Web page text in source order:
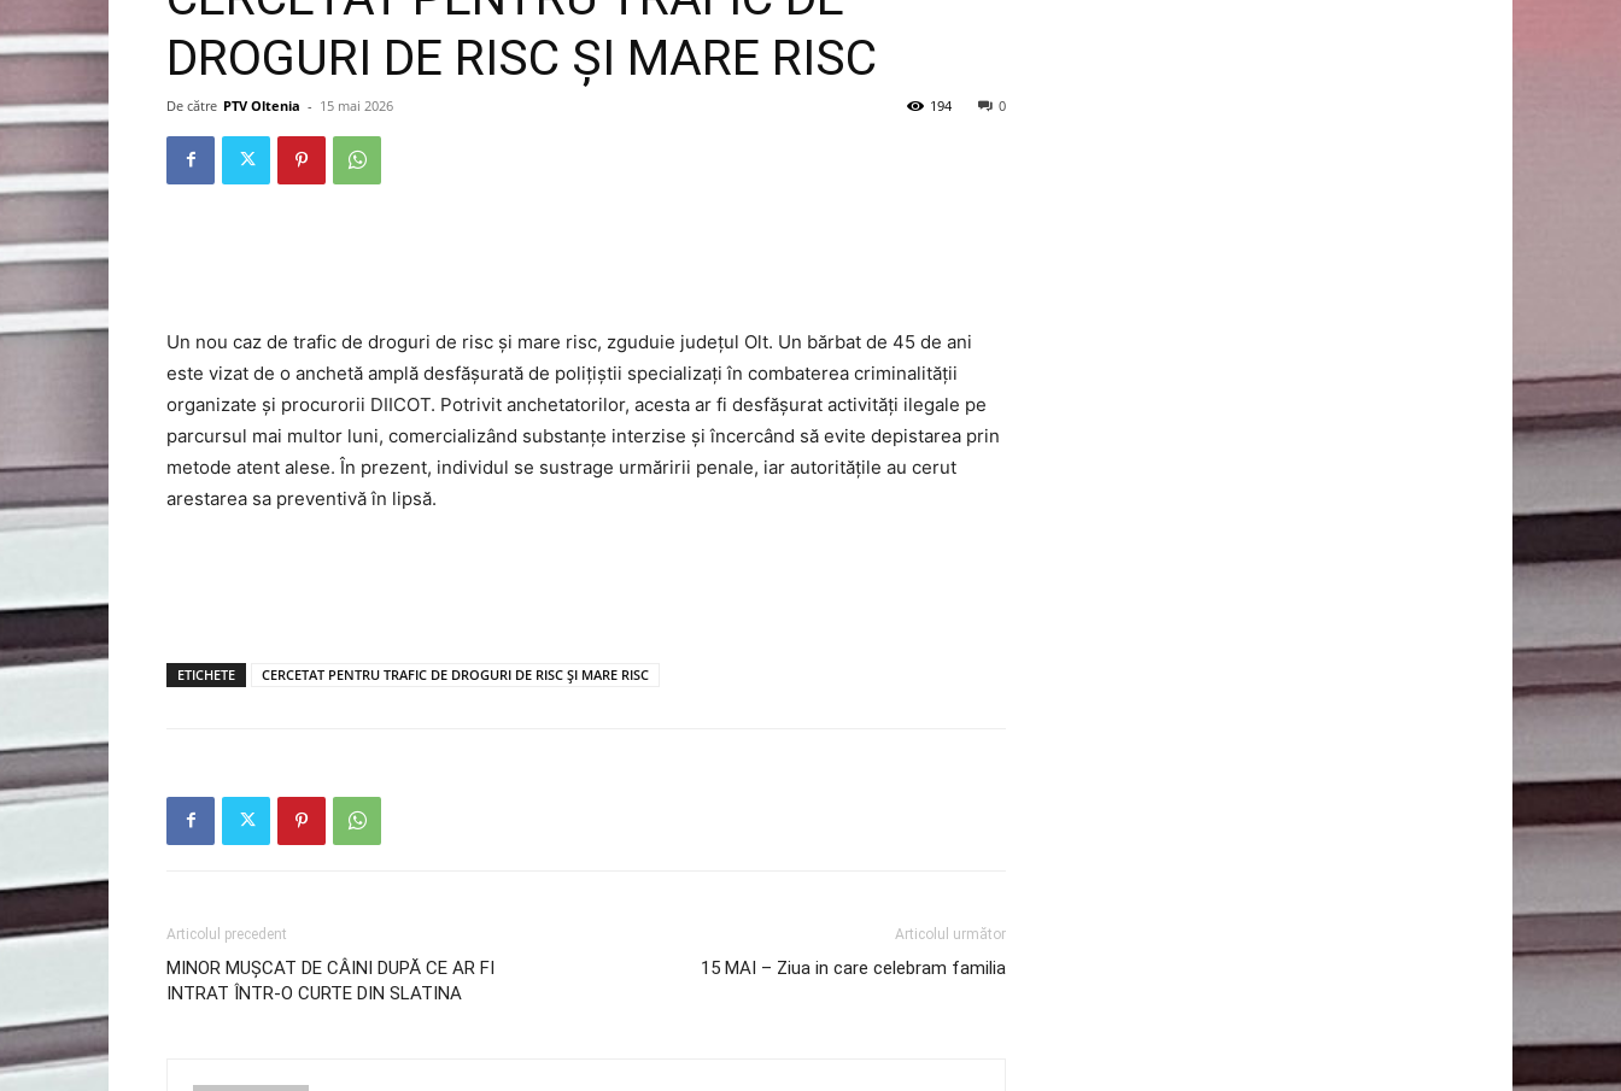
DROGURI DE RISC ȘI MARE RISC
De către PTV Oltenia - 15 mai 2026 0
194
Un nou caz de trafic de droguri de risc și mare risc, zguduie județul Olt. Un bărbat de 45 de ani
este vizat de o anchetă amplă desfășurată de polițiștii specializați în combaterea criminalității
organizate și procurorii DIICOT. Potrivit anchetatorilor, acesta ar fi desfășurat activități ilegale pe
parcursul mai multor luni, comercializând substanțe interzise și încercând să evite depistarea prin
metode atent alese. În prezent, individul se sustrage urmăririi penale, iar autoritățile au cerut
arestarea sa preventivă în lipsă.
ETICHETE CERCETAT PENTRU TRAFIC DE DROGURI DE RISC ȘI MARE RISC
Articolul precedent
MINOR MUȘCAT DE CÂINI DUPĂ CE AR FI
INTRAT ÎNTR-O CURTE DIN SLATINA
Articolul următor
15 MAI – Ziua in care celebram familia